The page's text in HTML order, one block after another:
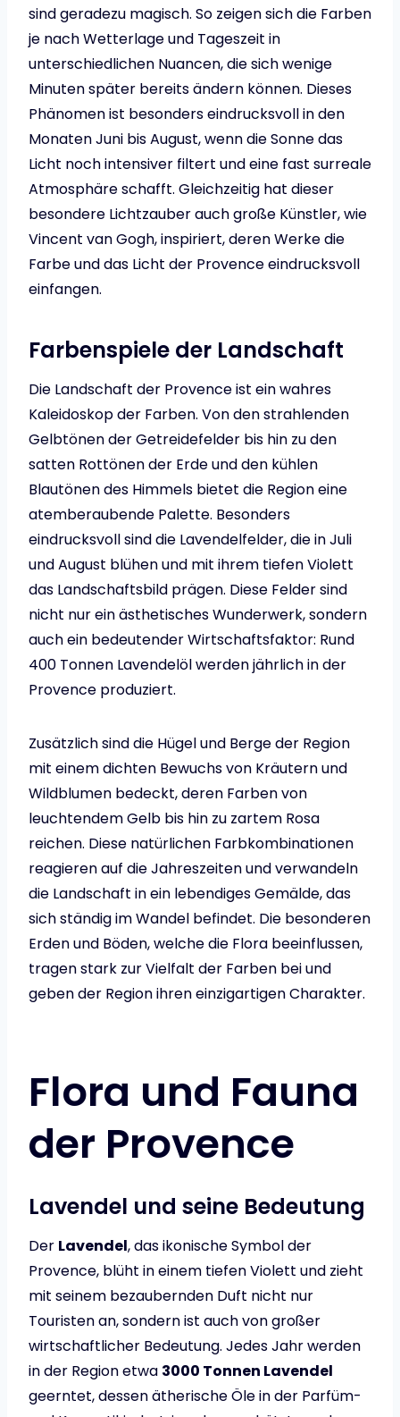
sind geradezu magisch. So zeigen sich die Farben
je nach Wetterlage und Tageszeit in
unterschiedlichen Nuancen, die sich wenige
Minuten später bereits ändern können. Dieses
Phänomen ist besonders eindrucksvoll in den
Monaten Juni bis August, wenn die Sonne das
Licht noch intensiver filtert und eine fast surreale
Atmosphäre schafft. Gleichzeitig hat dieser
besondere Lichtzauber auch große Künstler, wie
Vincent van Gogh, inspiriert, deren Werke die
Farbe und das Licht der Provence eindrucksvoll
einfangen.
Farbenspiele der Landschaft
Die Landschaft der Provence ist ein wahres
Kaleidoskop der Farben. Von den strahlenden
Gelbtönen der Getreidefelder bis hin zu den
satten Rottönen der Erde und den kühlen
Blautönen des Himmels bietet die Region eine
atemberaubende Palette. Besonders
eindrucksvoll sind die Lavendelfelder, die in Juli
und August blühen und mit ihrem tiefen Violett
das Landschaftsbild prägen. Diese Felder sind
nicht nur ein ästhetisches Wunderwerk, sondern
auch ein bedeutender Wirtschaftsfaktor: Rund
400 Tonnen Lavendelöl werden jährlich in der
Provence produziert.
Zusätzlich sind die Hügel und Berge der Region
mit einem dichten Bewuchs von Kräutern und
Wildblumen bedeckt, deren Farben von
leuchtendem Gelb bis hin zu zartem Rosa
reichen. Diese natürlichen Farbkombinationen
reagieren auf die Jahreszeiten und verwandeln
die Landschaft in ein lebendiges Gemälde, das
sich ständig im Wandel befindet. Die besonderen
Erden und Böden, welche die Flora beeinflussen,
tragen stark zur Vielfalt der Farben bei und
geben der Region ihren einzigartigen Charakter.
Flora und Fauna
der Provence
Lavendel und seine Bedeutung
Der Lavendel, das ikonische Symbol der
Provence, blüht in einem tiefen Violett und zieht
mit seinem bezaubernden Duft nicht nur
Touristen an, sondern ist auch von großer
wirtschaftlicher Bedeutung. Jedes Jahr werden
in der Region etwa 3000 Tonnen Lavendel
geerntet, dessen ätherische Öle in der Parfüm-